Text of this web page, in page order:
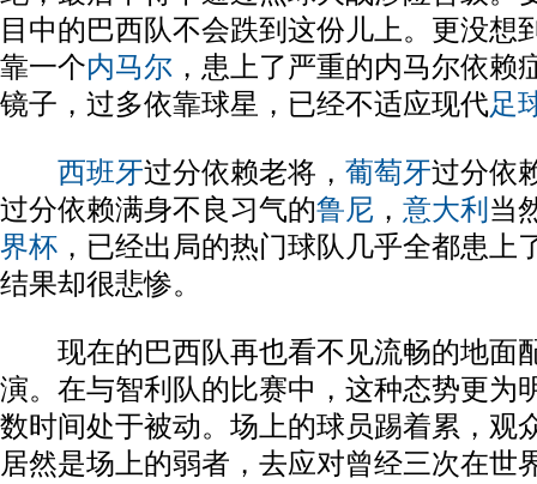
目中的巴西队不会跌到这份儿上。更没想
靠一个内马尔 ，患上了严重的内马尔依赖
镜子，过多依靠球星，已经不适应现代足
西班牙过分依赖老将， 葡萄牙过分依
过分依赖满身不良习气的鲁尼 ， 意大利 当
界杯 ，已经出局的热门球队几乎全都患上
结果却很悲惨。
现在的巴西队再也看不见流畅的地面
演。在与智利队的比赛中，这种态势更为
数时间处于被动。场上的球员踢着累，观
居然是场上的弱者，去应对曾经三次在世